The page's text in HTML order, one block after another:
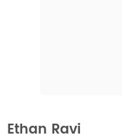
Ethan Ravi